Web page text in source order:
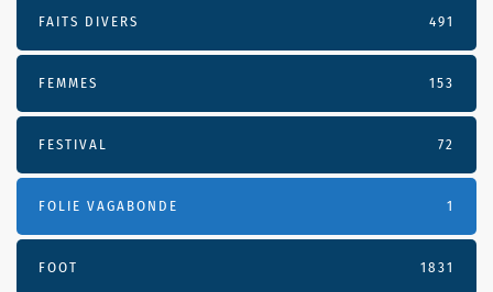
FAITS DIVERS 491
FEMMES 153
FESTIVAL 72
FOLIE VAGABONDE 1
FOOT 1831